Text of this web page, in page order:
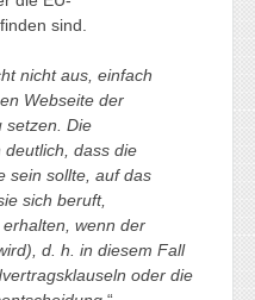
sind.
nicht aus, einfach
Webseite der
setzen. Die
deutlich, dass die
sein sollte, auf das
sich beruft,
wenn der
d. h. in diesem Fall
oder die